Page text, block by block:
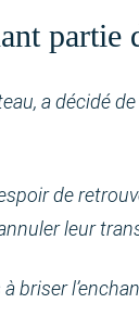
partie
a décidé
de
leur
briser